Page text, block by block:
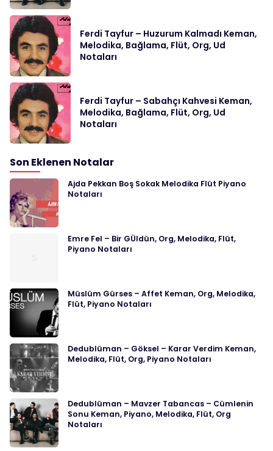
Ferdi Tayfur – Huzurum Kalmadı Keman,
Melodika, Bağlama, Flüt, Org, Ud
Notaları
Ferdi Tayfur – Sabahçı Kahvesi Keman,
Melodika, Bağlama, Flüt, Org, Ud
Notaları
Son Eklenen Notalar
Ajda Pekkan Boş Sokak Melodika Flüt Piyano
Notaları
Emre Fel – Bir GÜldün, Org, Melodika, Flüt,
Piyano Notaları
Müslüm Gürses – Affet Keman, Org, Melodika,
Flüt, Piyano Notaları
Dedublüman – Göksel – Karar Verdim Keman,
Melodika, Flüt, Org, Piyano Notaları
Dedublüman – Mavzer Tabancas – Cümlenin
Sonu Keman, Piyano, Melodika, Flüt, Org
Notaları